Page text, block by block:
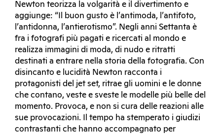
Newton teorizza la volgarità e il divertimento e
aggiunge: “Il buon gusto è l’antimoda, l’antifoto,
l’antidonna, l’antierotismo”. Negli anni Settanta è
fra i fotografi più pagati e ricercati al mondo e
realizza immagini di moda, di nudo e ritratti
destinati a entrare nella storia della fotografia. Con
disincanto e lucidità Newton racconta i
protagonisti del jet set, ritrae gli uomini e le donne
che contano, veste e sveste le modelle più belle del
momento. Provoca, e non si cura delle reazioni alle
sue provocazioni. Il tempo ha stemperato i giudizi
contrastanti che hanno accompagnato per